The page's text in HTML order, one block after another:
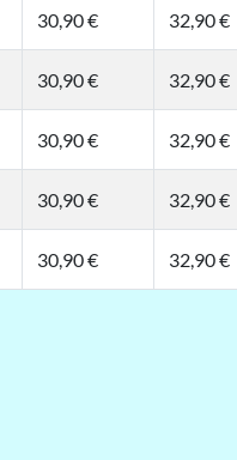
30,90 € 32,90 €
30,90 € 32,90 €
30,90 € 32,90 €
30,90 € 32,90 €
30,90 € 32,90 €